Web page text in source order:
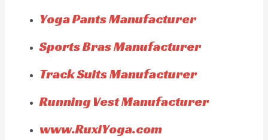
Yoga Pants Manufacturer
Sports Bras Manufacturer
Track Suits Manufacturer
Running Vest Manufacturer
www.RuxiYoga.com